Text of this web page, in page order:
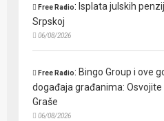
Free Radio: Isplata julskih
Srpskoj
06/08/2026
Free Radio: Bingo Group i ove
događaja građanima:
Graše
06/08/2026